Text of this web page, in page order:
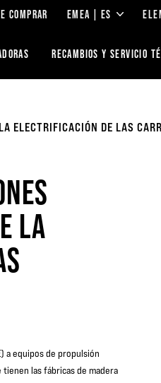
COMPRAR EMEA | ES
RECAMBIOS Y SERVICIO
ELECTRIFICACIÓN DE LAS
LA
a equipos de propulsión
las fábricas de madera